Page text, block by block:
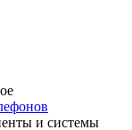
и системы